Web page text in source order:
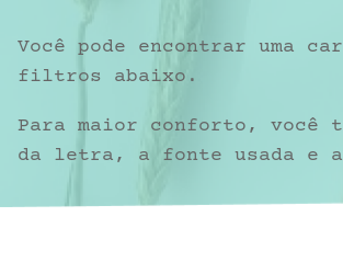
Você pode encontrar uma
filtros abaixo.
Para maior conforto, você
da letra, a fonte usada e